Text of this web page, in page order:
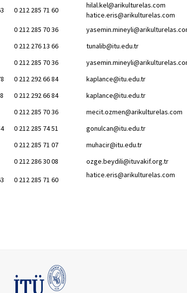
0 212 285 71 60
hilal.kel@arikulturelas.com
hatice.eris@arikulturelas.com
0 212 285 70 36
0 212 276 13 66
tunalib@itu.edu.tr
0 212 285 70 36
0 212 292 66 84
kaplance@itu.edu.tr
0 212 292 66 84
kaplance@itu.edu.tr
0 212 285 70 36
mecit.ozmen@arikulturelas.com
0 212 285 74 51
gonulcan@itu.edu.tr
0 212 285 71 07
muhacir@itu.edu.tr
0 212 286 30 08 ozge.beydili@ituvakif.org.tr
0 212 285 71 60
hatice.eris@arikulturelas.com